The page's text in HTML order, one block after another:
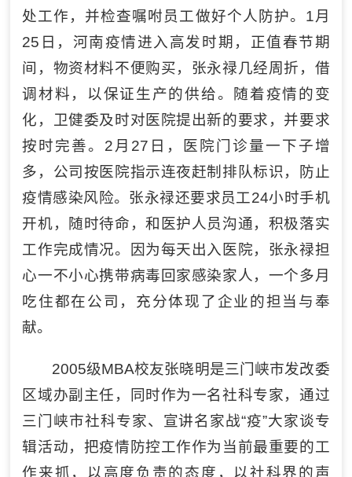
处工作，并检查嘱咐员工做好个人防护。1月
25日，河南疫情进入高发时期，正值春节期
间，物资材料不便购买，张永禄几经周折，借
调材料，以保证生产的供给。随着疫情的变
化，卫健委及时对医院提出新的要求，并要求
按时完善。2月27日，医院门诊量一下子增
多，公司按医院指示连夜赶制排队标识，防止
疫情感染风险。张永禄还要求员工24小时手机
开机，随时待命，和医护人员沟通，积极落实
工作完成情况。因为每天出入医院，张永禄担
心一不小心携带病毒回家感染家人，一个多月
吃住都在公司，充分体现了企业的担当与奉
献。
2005级MBA校友张晓明是三门峡市发改委
区域办副主任，同时作为一名社科专家，通过
三门峡市社科专家、宣讲名家战“疫”大家谈专
辑活动，把疫情防控工作作为当前最重要的工
作来抓，以高度负责的态度，以社科界的声